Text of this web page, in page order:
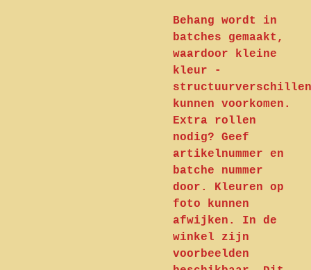
Behang wordt in
batches gemaakt,
waardoor kleine
kleur -
structuurverschillen
kunnen voorkomen.
Extra rollen
nodig? Geef
artikelnummer en
batche nummer
door. Kleuren op
foto kunnen
afwijken. In de
winkel zijn
voorbeelden